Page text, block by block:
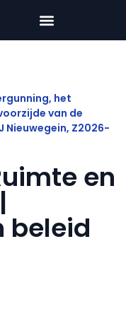
het
van de
Nieuwegein, Z2026-
en
beleid